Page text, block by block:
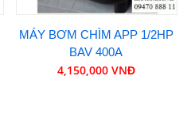
MÁY BƠM CHÌM APP 1/2HP
BAV 400A
4,150,000 VNĐ